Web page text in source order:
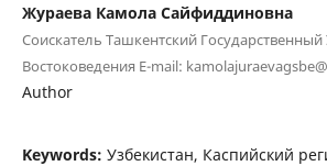
Жураева Камола Сайфиддиновна
Соискатель Ташкентский Государственный
Востоковедения E-mail:
Author
Keywords: Узбекистан, Каспийский